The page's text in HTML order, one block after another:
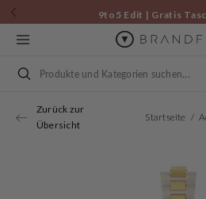
Zum
Inhalt
springen
9to5 Edit | Gratis
Suchen
Zurück zur
Übersicht
Startseite